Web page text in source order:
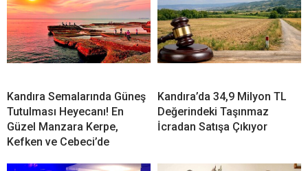
Kandıra Semalarında Güneş
Tutulması Heyecanı! En
Güzel Manzara Kerpe,
Kefken ve Cebeci’de
Kandıra’da 34,9 Milyon TL
Değerindeki Taşınmaz
İcradan Satışa Çıkıyor